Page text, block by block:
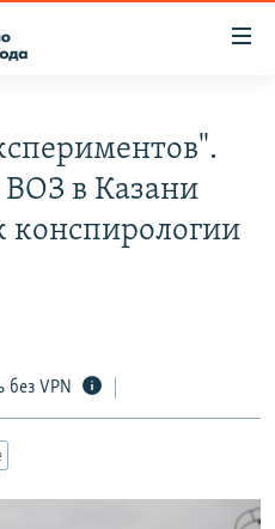
в Казани
конспирологии
без VPN